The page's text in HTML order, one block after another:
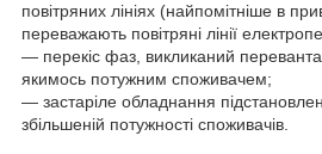
повітряних лініях (найпомітніше в
переважають повітряні лінії
— перекіс фаз, викликаний
якимось потужним споживачем;
— застаріле обладнання
збільшеній потужності споживачів.